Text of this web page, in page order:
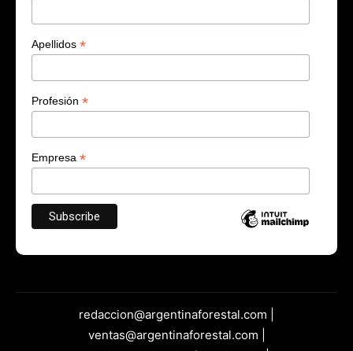
Apellidos *
Profesión *
Empresa *
redaccion@argentinaforestal.com |
ventas@argentinaforestal.com |